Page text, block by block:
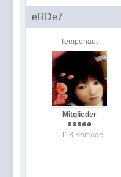
eRDe7
Temponaut
Mitglieder
1.118 Beiträge